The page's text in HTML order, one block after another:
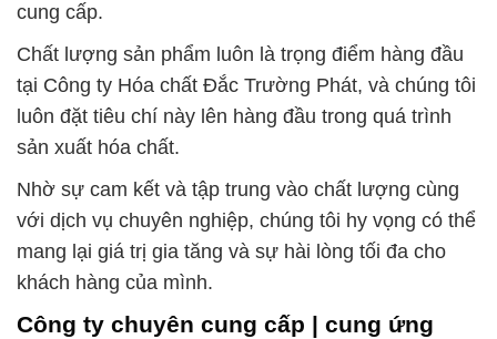
cung cấp.
Chất lượng sản phẩm luôn là trọng điểm hàng đầu
tại Công ty Hóa chất Đắc Trường Phát, và chúng tôi
luôn đặt tiêu chí này lên hàng đầu trong quá trình
sản xuất hóa chất.
Nhờ sự cam kết và tập trung vào chất lượng cùng
với dịch vụ chuyên nghiệp, chúng tôi hy vọng có thể
mang lại giá trị gia tăng và sự hài lòng tối đa cho
khách hàng của mình.
Công ty chuyên cung cấp | cung ứng